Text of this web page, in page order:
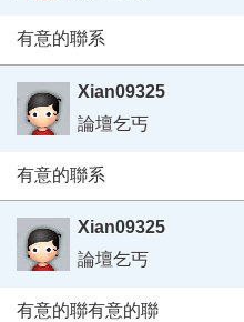
有意的聯系
Xian09325
論壇乞丐
有意的聯系
Xian09325
論壇乞丐
有意的聯有意的聯